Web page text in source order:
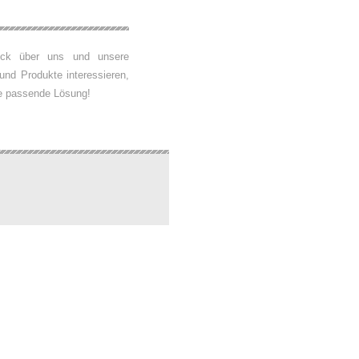
über uns und unsere
Produkte interessieren,
passende Lösung!